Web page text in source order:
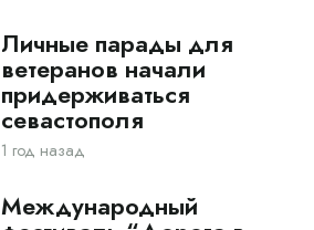
Личные парады для
ветеранов начали
придерживаться
севастополя
1 год назад
Международный